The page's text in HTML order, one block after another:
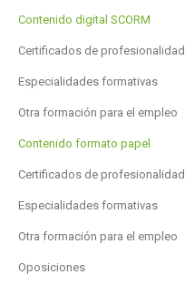
Contenido digital SCORM
Certificados de profesionalidad
Especialidades formativas
Otra formación para el empleo
Contenido formato papel
Certificados de profesionalidad
Especialidades formativas
Otra formación para el empleo
Oposiciones